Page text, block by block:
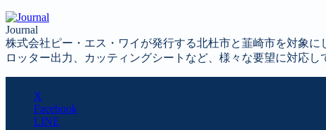
Journal
株式会社ピー・エス・ワイが発行する北杜市と韮崎市を対象
ロッター出力、カッティングシートなど、様々な要望に対応し
X
Facebook
LINE